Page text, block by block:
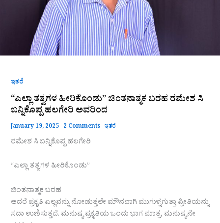
ಇತರೆ
“ಎಲ್ಲಾ ತತ್ವಗಳ ಹೀರಿಕೊಂಡು” ಚಿಂತನಾತ್ಮಕ ಬರಹ ರಮೇಶ ಸಿ
ಬನ್ನಿಕೊಪ್ಪ ಹಲಗೇರಿ ಅವರಿಂದ
January 19, 2025 2 Comments ಇತರೆ
ರಮೇಶ ಸಿ ಬನ್ನಿಕೊಪ್ಪ ಹಲಗೇರಿ
“ಎಲ್ಲಾ ತತ್ವಗಳ ಹೀರಿಕೊಂಡು”
ಚಿಂತನಾತ್ಮಕ ಬರಹ
ಆದರೆ ಪ್ರಕೃತಿ ಎಲ್ಲವನ್ನು ನೋಡುತ್ತಲೇ ಮೌನವಾಗಿ ಮುಗುಳ್ನಗುತ್ತಾ ಪ್ರೀತಿಯನ್ನು
ಸದಾ ಉಣಿಸುತ್ತದೆ. ಮನುಷ್ಯ ಪ್ರಕೃತಿಯ ಒಂದು ಭಾಗ ಮಾತ್ರ. ಮನುಷ್ಯನೇ